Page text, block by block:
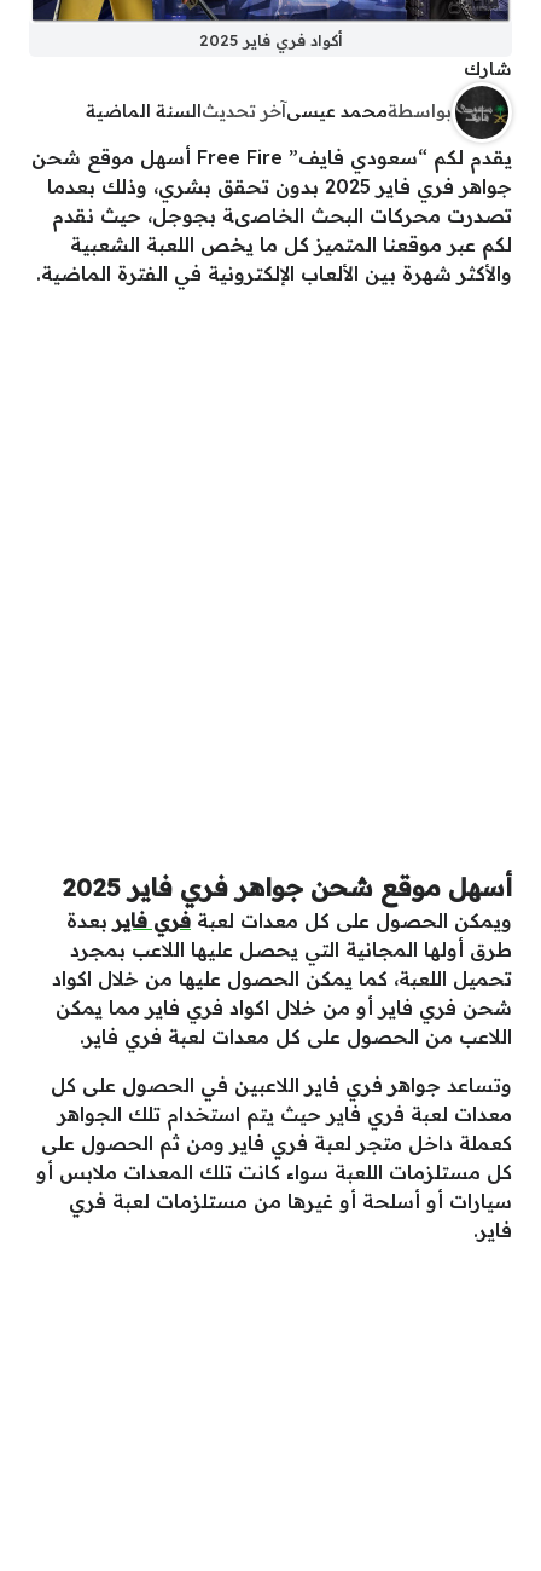
أكواد فري فاير 2025
شارك
بواسطةمحمد عيسىآخر تحديثالسنة الماضية
يقدم لكم “سعودي فايف” Free Fire أسهل موقع شحن
جواهر فري فاير 2025 بدون تحقق بشري، وذلك بعدما
تصدرت محركات البحث الخاصىة بجوجل، حيث نقدم
لكم عبر موقعنا المتميز كل ما يخص اللعبة الشعبية
والأكثر شهرة بين الألعاب الإلكترونية في الفترة الماضية.
أسهل موقع شحن جواهر فري فاير 2025
ويمكن الحصول على كل معدات لعبة فري فاير بعدة
طرق أولها المجانية التي يحصل عليها اللاعب بمجرد
تحميل اللعبة، كما يمكن الحصول عليها من خلال اكواد
شحن فري فاير أو من خلال اكواد فري فاير مما يمكن
اللاعب من الحصول على كل معدات لعبة فري فاير.
وتساعد جواهر فري فاير اللاعبين في الحصول على كل
معدات لعبة فري فاير حيث يتم استخدام تلك الجواهر
كعملة داخل متجر لعبة فري فاير ومن ثم الحصول على
كل مستلزمات اللعبة سواء كانت تلك المعدات ملابس أو
سيارات أو أسلحة أو غيرها من مستلزمات لعبة فري
فاير.